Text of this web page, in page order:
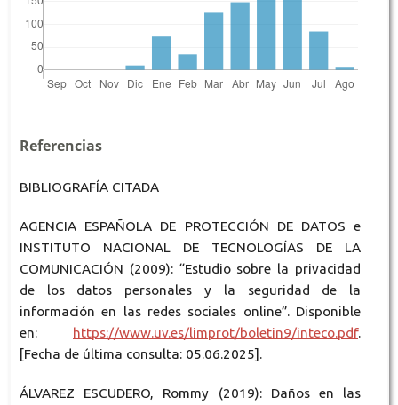
Referencias
BIBLIOGRAFÍA CITADA
AGENCIA ESPAÑOLA DE PROTECCIÓN DE DATOS e
INSTITUTO NACIONAL DE TECNOLOGÍAS DE LA
COMUNICACIÓN (2009): “Estudio sobre la privacidad
de los datos personales y la seguridad de la
información en las redes sociales online”. Disponible
en: https://www.uv.es/limprot/boletin9/inteco.pdf.
[Fecha de última consulta: 05.06.2025].
ÁLVAREZ ESCUDERO, Rommy (2019): Daños en las